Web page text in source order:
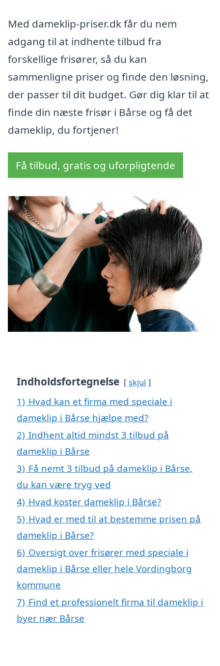
Med dameklip-priser.dk får du nem
adgang til at indhente tilbud fra
forskellige frisører, så du kan
sammenligne priser og finde den løsning,
der passer til dit budget. Gør dig klar til at
finde din næste frisør i Bårse og få det
dameklip, du fortjener!
Få tilbud, gratis og uforpligtende
Indholdsfortegnelse skjul
1) Hvad kan et firma med speciale i
dameklip i Bårse hjælpe med?
2) Indhent altid mindst 3 tilbud på
dameklip i Bårse
3) Få nemt 3 tilbud på dameklip i Bårse,
du kan være tryg ved
4) Hvad koster dameklip i Bårse?
5) Hvad er med til at bestemme prisen på
dameklip i Bårse?
6) Oversigt over frisører med speciale i
dameklip i Bårse eller hele Vordingborg
kommune
7) Find et professionelt firma til dameklip i
byer nær Bårse